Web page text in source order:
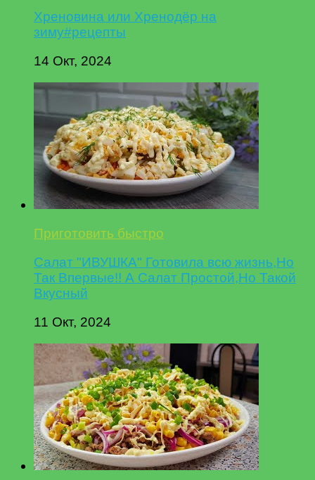
Хреновина или Хренодёр на
зиму#рецепты
14 Окт, 2024
Приготовить быстро
Салат "ИВУШКА" Готовила всю жизнь,Но
Так Впервые!! А Салат Простой,Но Такой
Вкусный
11 Окт, 2024